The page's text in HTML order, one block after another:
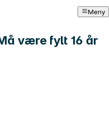
Meny
være fylt 16 år